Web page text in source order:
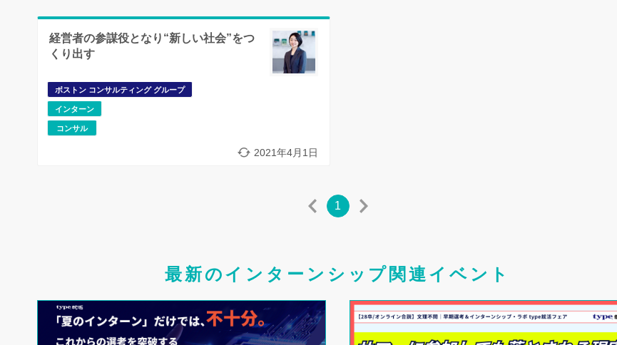
経営者の参謀役となり“新しい社会”をつ
くり出す
ボストン コンサルティング グループ
インターン
コンサル
2021年4月1日
1
最新のインターンシップ関連イベント